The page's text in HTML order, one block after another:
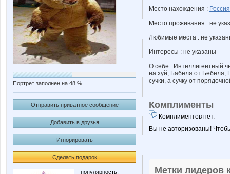
Портрет заполнен на 48 %
Отправить приватное сообщение
Добавить в друзья
Игнорировать
Сделать подарок
популярность:
Место нахождения : Россия
Место проживания : не
Любимые места : не
Интересы : не указаны
О себе : Интеллигентный
на хуй, Бабеля от Бебеля,
сучки, а сучку от
Комплименты
Комплиментов нет.
Вы не авторизованы!
Метки